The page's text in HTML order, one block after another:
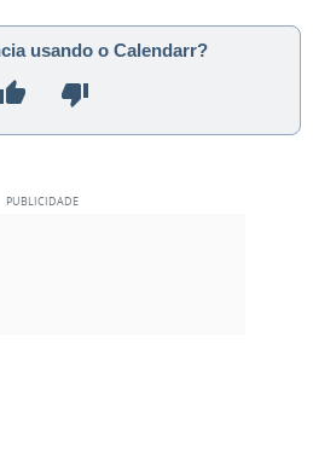
usando o Calendarr?